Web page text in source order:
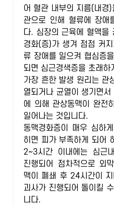
어 혈관 내부의 지름(내경
관으로 인해 혈류에 장애
다. 심장의 근육에 혈액을
경화(증)가 생겨 점점 커
류 장애를 일으켜 협심증
되면 심근경색증을 초래하
가장 흔한 발생 원리는 관
열되거나 균열이 생기면
에 의해 관상동맥이 완전
일어나는 것입니다.
동맥경화증이 매우 심하
히면 피가 부족하게 되어
2~3시간 이내에는 심근
진행되어 점차적으로 외
맥이 폐쇄 후 24시간이
괴사가 진행되어 돌이킬
니다.